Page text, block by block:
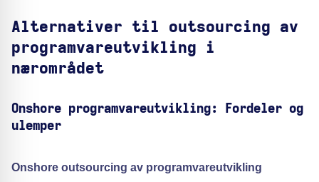
Alternativer til outsourcing av
programvareutvikling i
nærområdet
Onshore programvareutvikling: Fordeler og
ulemper
Onshore outsourcing av programvareutvikling